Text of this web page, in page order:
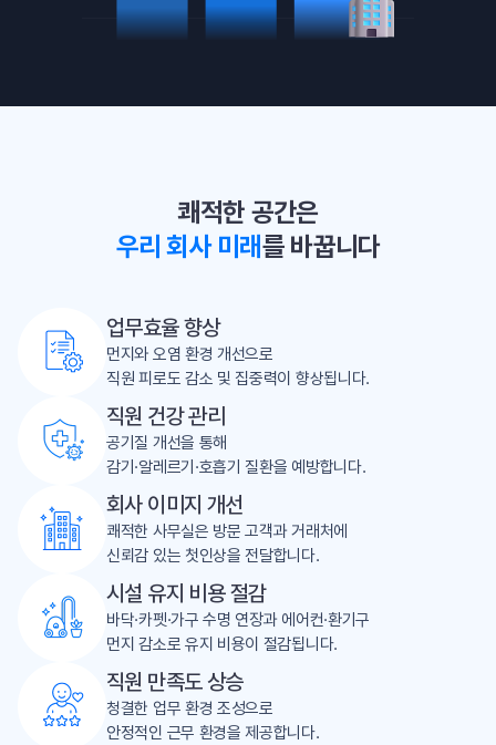
쾌적한 공간은
우리 회사 미래를 바꿉니다
업무효율 향상
먼지와 오염 환경 개선으로
직원 피로도 감소 및 집중력이 향상됩니다.
직원 건강 관리
공기질 개선을 통해
감기·알레르기·호흡기 질환을 예방합니다.
회사 이미지 개선
쾌적한 사무실은 방문 고객과 거래처에
신뢰감 있는 첫인상을 전달합니다.
시설 유지 비용 절감
바닥·카펫·가구 수명 연장과 에어컨·환기구
먼지 감소로 유지 비용이 절감됩니다.
직원 만족도 상승
청결한 업무 환경 조성으로
안정적인 근무 환경을 제공합니다.